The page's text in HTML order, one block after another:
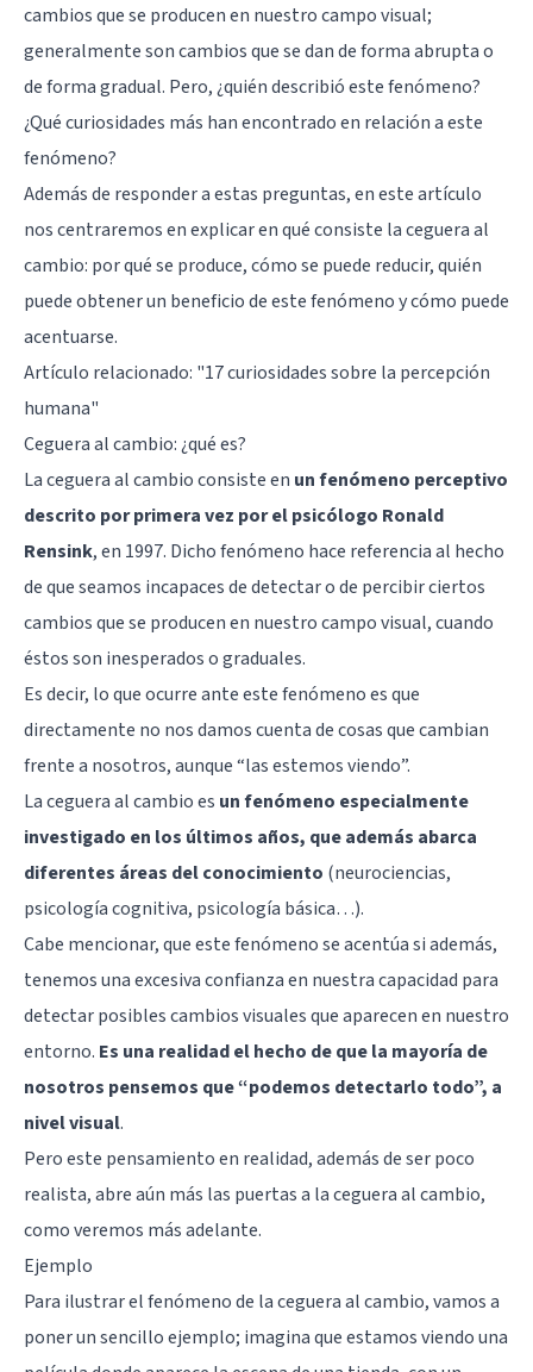
cambios que se producen en nuestro campo visual;
generalmente son cambios que se dan de forma abrupta o
de forma gradual. Pero, ¿quién describió este fenómeno?
¿Qué curiosidades más han encontrado en relación a este
fenómeno?
Además de responder a estas preguntas, en este artículo
nos centraremos en explicar en qué consiste la ceguera al
cambio: por qué se produce, cómo se puede reducir, quién
puede obtener un beneficio de este fenómeno y cómo puede
acentuarse.
Artículo relacionado: "17 curiosidades sobre la percepción
humana"
Ceguera al cambio: ¿qué es?
La ceguera al cambio consiste en un fenómeno perceptivo
descrito por primera vez por el psicólogo Ronald
Rensink, en 1997. Dicho fenómeno hace referencia al hecho
de que seamos incapaces de detectar o de percibir ciertos
cambios que se producen en nuestro campo visual, cuando
éstos son inesperados o graduales.
Es decir, lo que ocurre ante este fenómeno es que
directamente no nos damos cuenta de cosas que cambian
frente a nosotros, aunque “las estemos viendo”.
La ceguera al cambio es un fenómeno especialmente
investigado en los últimos años, que además abarca
diferentes áreas del conocimiento (neurociencias,
psicología cognitiva, psicología básica…).
Cabe mencionar, que este fenómeno se acentúa si además,
tenemos una excesiva confianza en nuestra capacidad para
detectar posibles cambios visuales que aparecen en nuestro
entorno. Es una realidad el hecho de que la mayoría de
nosotros pensemos que “podemos detectarlo todo”, a
nivel visual.
Pero este pensamiento en realidad, además de ser poco
realista, abre aún más las puertas a la ceguera al cambio,
como veremos más adelante.
Ejemplo
Para ilustrar el fenómeno de la ceguera al cambio, vamos a
poner un sencillo ejemplo; imagina que estamos viendo una